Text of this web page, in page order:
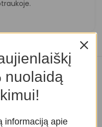
nuolaidą
informaciją apie